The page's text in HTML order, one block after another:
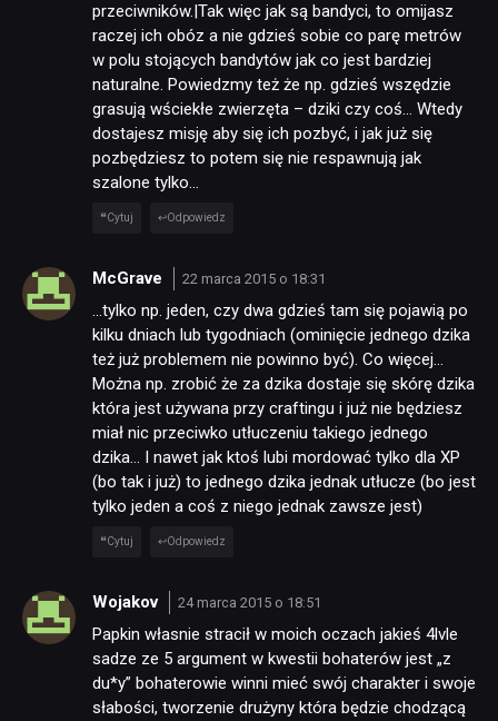
przeciwników.|Tak więc jak są bandyci, to omijasz
raczej ich obóz a nie gdzieś sobie co parę metrów
w polu stojących bandytów jak co jest bardziej
naturalne. Powiedzmy też że np. gdzieś wszędzie
grasują wściekłe zwierzęta – dziki czy coś… Wtedy
dostajesz misję aby się ich pozbyć, i jak już się
pozbędziesz to potem się nie respawnują jak
szalone tylko…
Cytuj Odpowiedz
McGrave 22 marca 2015 o 18:31
…tylko np. jeden, czy dwa gdzieś tam się pojawią po
kilku dniach lub tygodniach (ominięcie jednego dzika
też już problemem nie powinno być). Co więcej…
Można np. zrobić że za dzika dostaje się skórę dzika
która jest używana przy craftingu i już nie będziesz
miał nic przeciwko utłuczeniu takiego jednego
dzika… I nawet jak ktoś lubi mordować tylko dla XP
(bo tak i już) to jednego dzika jednak utłucze (bo jest
tylko jeden a coś z niego jednak zawsze jest)
Cytuj Odpowiedz
Wojakov 24 marca 2015 o 18:51
Papkin własnie stracił w moich oczach jakieś 4lvle
sadze ze 5 argument w kwestii bohaterów jest „z
du*y” bohaterowie winni mieć swój charakter i swoje
słabości, tworzenie drużyny która będzie chodzącą